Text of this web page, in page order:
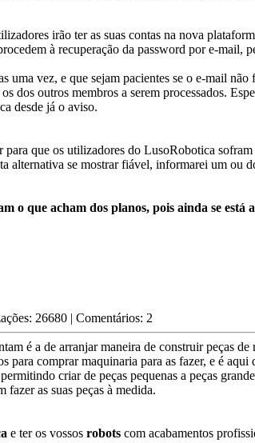
irão ter as suas contas na nova
à recuperação da password por e-mail,
uma vez, e que sejam pacientes se o e-mail
dos outros membros a serem processados.
desde já o aviso.
que os utilizadores do LusoRobotica
alternativa se mostrar fiável, informarei um ou
o que acham dos planos, pois ainda se está
26680 | Comentários: 2
é a de arranjar maneira de construir peças
para comprar maquinaria para as fazer, e é aqui
criar de peças pequenas a peças
as suas peças à medida.
e ter os vossos robots com acabamentos